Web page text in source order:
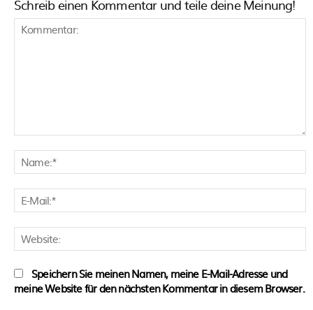
Schreib einen Kommentar und teile deine Meinung!
Speichern Sie meinen Namen, meine E-Mail-Adresse und
meine Website für den nächsten Kommentar in diesem Browser.